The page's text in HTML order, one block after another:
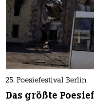
25. Poesiefestival Berlin
Das größte